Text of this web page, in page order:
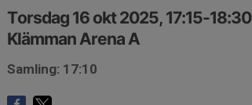
Torsdag 16 okt 2025, 17:15-18:30
Klämman Arena A
Samling: 17:10